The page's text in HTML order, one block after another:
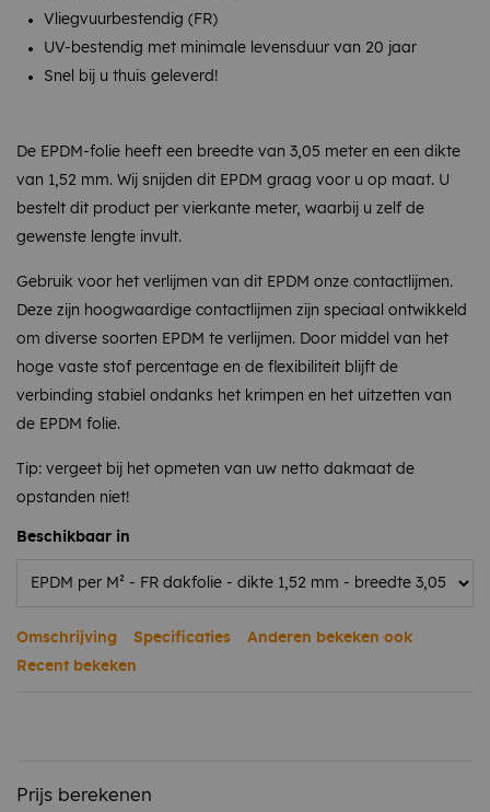
Vliegvuurbestendig (FR)
UV-bestendig met minimale levensduur van 20 jaar
Snel bij u thuis geleverd!
De EPDM-folie heeft een breedte van 3,05 meter en een dikte
van 1,52 mm. Wij snijden dit EPDM graag voor u op maat. U
bestelt dit product per vierkante meter, waarbij u zelf de
gewenste lengte invult.
Gebruik voor het verlijmen van dit EPDM onze contactlijmen.
Deze zijn hoogwaardige contactlijmen zijn speciaal ontwikkeld
om diverse soorten EPDM te verlijmen. Door middel van het
hoge vaste stof percentage en de flexibiliteit blijft de
verbinding stabiel ondanks het krimpen en het uitzetten van
de EPDM folie.
Tip: vergeet bij het opmeten van uw netto dakmaat de
opstanden niet!
Beschikbaar in
Omschrijving Specificaties
Anderen bekeken ook
Recent bekeken
Prijs berekenen